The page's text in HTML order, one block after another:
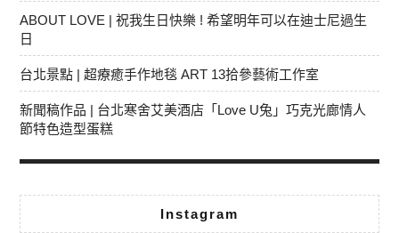
ABOUT LOVE | 祝我生日快樂 ! 希望明年可以在迪士尼過生
日
台北景點 | 超療癒手作地毯 ART 13拾參藝術工作室
新聞稿作品 | 台北寒舍艾美酒店「Love U兔」巧克光廊情人
節特色造型蛋糕
Instagram